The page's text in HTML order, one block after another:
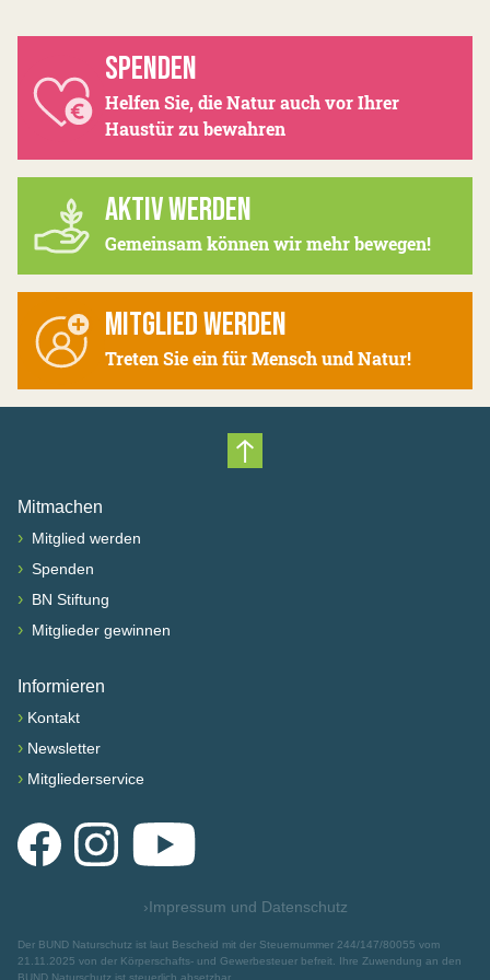
SPENDEN
Helfen Sie, die Natur auch vor Ihrer
Haustür zu bewahren
AKTIV WERDEN
Gemeinsam können wir mehr bewegen!
MITGLIED WERDEN
Treten Sie ein für Mensch und Natur!
Nach oben scrollen
Mitmachen
› Mitglied werden
› Spenden
› BN Stiftung
› Mitglieder gewinnen
Informieren
› Kontakt
› Newsletter
› Mitgliederservice
FacebookInstagramYouTube
›Impressum und Datenschutz
Der BUND Naturschutz ist laut Bescheid mit der Steuernummer 244/147/80055 vom
21.11.2025 von der Körperschafts- und Gewerbesteuer befreit. Ihre Zuwendung an den